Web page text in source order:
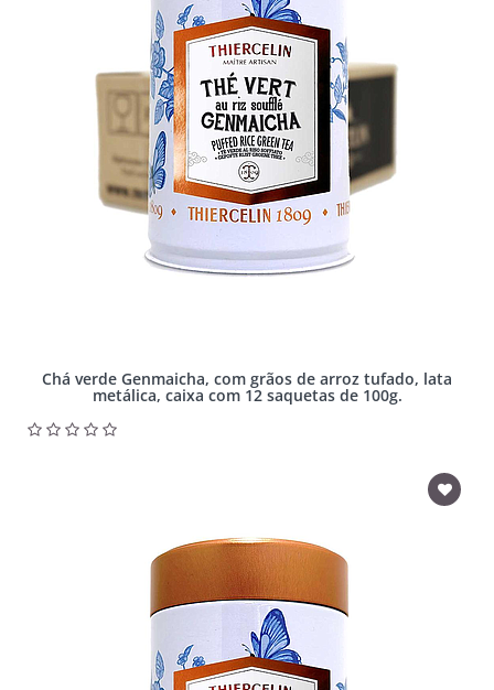
Chá verde Genmaicha, com grãos de arroz tufado, lata
metálica, caixa com 12 saquetas de 100g.